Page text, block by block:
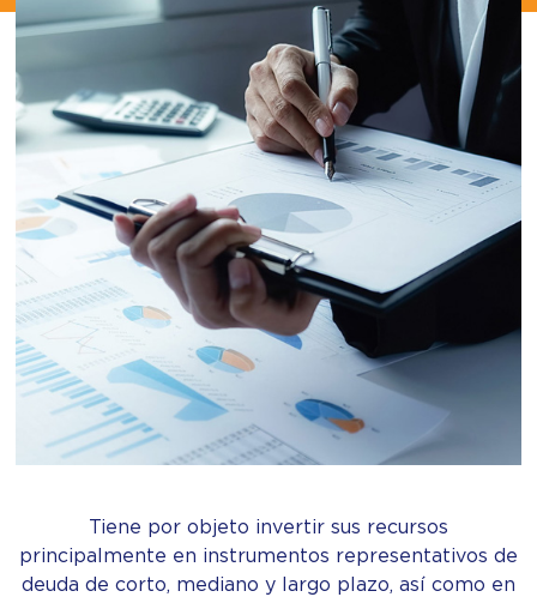
Tiene por objeto invertir sus recursos
principalmente en instrumentos representativos de
deuda de corto, mediano y largo plazo, así como en